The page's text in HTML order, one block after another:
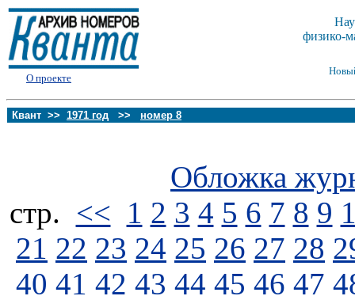
О проекте
физико-
Квант >> 1971 год >> номер 8
Обложка
стp. << 1 2 3 4 5 6 7 8 9
21 22 23 24 25 26 27 28
40 41 42 43 44 45 46 47